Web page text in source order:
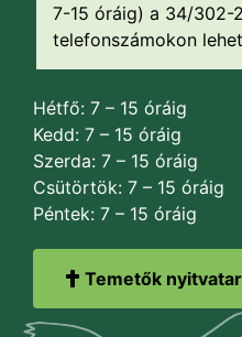
7-15 óráig) a 34/302-
telefonszámokon
Hétfő: 7 – 15 óráig
Kedd: 7 – 15 óráig
Szerda: 7 – 15 óráig
Csütörtök: 7 – 15 óráig
Péntek: 7 – 15 óráig
Temetők